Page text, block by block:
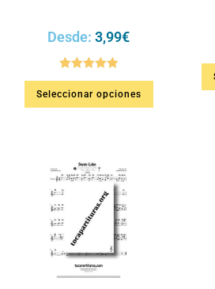
Desde: 3,99€
Valorado en
5.00de 5
Seleccionar opciones